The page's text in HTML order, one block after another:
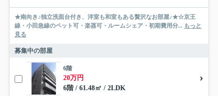
★南向き♪独立洗面台付き、洋室も和室もある贅沢なお部屋♪★☆京王
線・小田急線のペット可・楽器可・ルームシェア・初期費用分... もっと
見る
募集中の部屋
6階
20万円
6階 / 61.48㎡ / 2LDK